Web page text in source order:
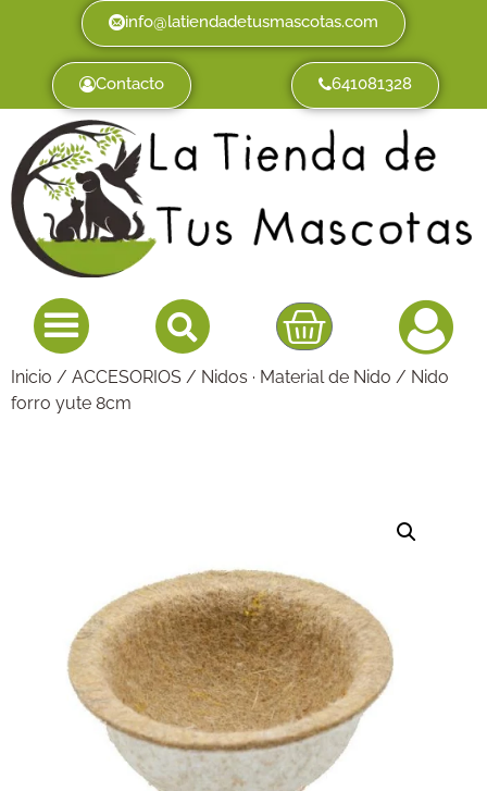
info@latiendadetusmascotas.com
Contacto 641081328
Inicio / ACCESORIOS / Nidos · Material de Nido / Nido
forro yute 8cm